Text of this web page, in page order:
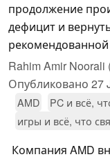
продолжение
дефицит и
Rahim Amir Noorali
Опубликовано 27
AMD PC и всё,
игры и всё, что
Компания AMD